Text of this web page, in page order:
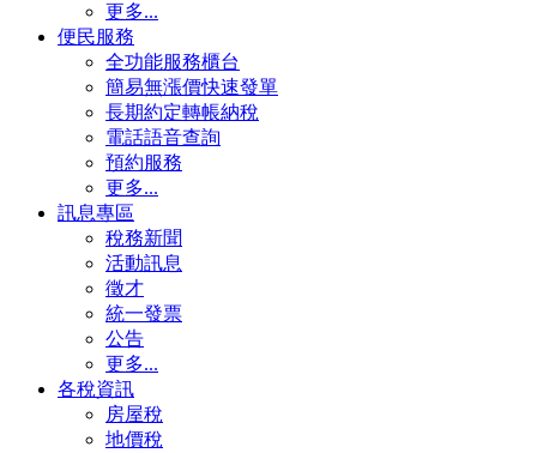
更多...
便民服務
全功能服務櫃台
簡易無漲價快速發單
長期約定轉帳納稅
電話語音查詢
預約服務
更多...
訊息專區
稅務新聞
活動訊息
徵才
統一發票
公告
更多...
各稅資訊
房屋稅
地價稅